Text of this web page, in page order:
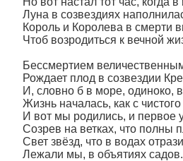
Луна в созвездиях
Король и Королева в смерти
Чтоб возродиться к вечной
Бессмертием
Рождает плод в созвездии
И, словно б в море, одиноко,
Жизнь началась, как с чистого
И вот мы родились, и первое
Созрев на ветках, что полны
Свет звёзд, что в водах
Лежали мы, в объятиях садов.